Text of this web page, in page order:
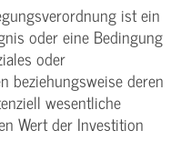
ist ein
oder eine Bedingung
oder
beziehungsweise deren
wesentliche
Wert der Investition